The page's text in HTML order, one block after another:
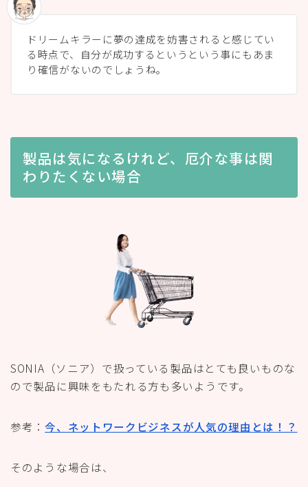
ドリームキラーに夢の達成を妨害されると感じてい
る時点で、自分が成功するというという事にもあま
り確信がないのでしょうね。
製品は気になるけれど、厄介な事は関
わりたくない場合
SONIA（ソニア）で扱っている製品はとても良いものな
ので製品に興味をもたれる方も多いようです。
参考：今、ネットワークビジネスが人気の理由とは！？
そのような場合は、